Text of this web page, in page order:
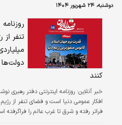
دوشنبه، ۲۴ شهریور ۱۴۰۴
تنفر
دولت‌ها
کنند
خبر آنلاین: روزنامه اینترنتی دفتر رهبری
افکار عمومی دنیا است و فضای تنفر از
فراتر رفته و شرق تا غرب عالم را فراگرفته